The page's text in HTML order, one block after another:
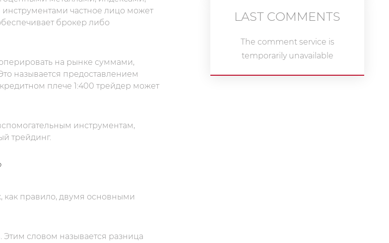
частное лицо может
брокер либо
на рынке суммами,
называется предоставлением
плече 1:400 трейдер может
инструментам,
трейдинг.
как правило, двумя основными
словом называется разница
LAST COMMENTS
The comment service is
temporarily unavailable